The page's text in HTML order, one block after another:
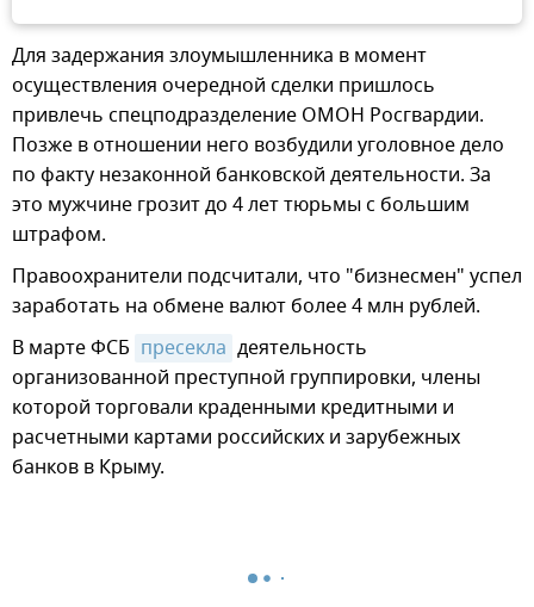
Для задержания злоумышленника в момент
осуществления очередной сделки пришлось
привлечь спецподразделение ОМОН Росгвардии.
Позже в отношении него возбудили уголовное дело
по факту незаконной банковской деятельности. За
это мужчине грозит до 4 лет тюрьмы с большим
штрафом.
Правоохранители подсчитали, что "бизнесмен" успел
заработать на обмене валют более 4 млн рублей.
В марте ФСБ пресекла деятельность
организованной преступной группировки, члены
которой торговали краденными кредитными и
расчетными картами российских и зарубежных
банков в Крыму.